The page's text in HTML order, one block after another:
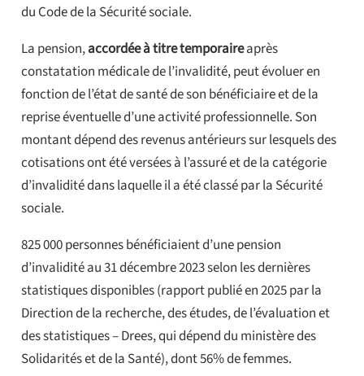
du Code de la Sécurité sociale.
La pension,accordée à titre temporaireaprès
constatation médicale de l’invalidité, peut évoluer en
fonction de l’état de santé de son bénéficiaire et de la
reprise éventuelle d’une activité professionnelle. Son
montant dépend des revenus antérieurs sur lesquels des
cotisations ont été versées à l’assuré et de la catégorie
d’invalidité dans laquelle il a été classé par la Sécurité
sociale.
825 000 personnes bénéficiaient d’une pension
d’invalidité au 31 décembre 2023 selon les dernières
statistiques disponibles (rapport publié en 2025 par la
Direction de la recherche, des études, de l’évaluation et
des statistiques – Drees, qui dépend du ministère des
Solidarités et de la Santé), dont 56% de femmes.